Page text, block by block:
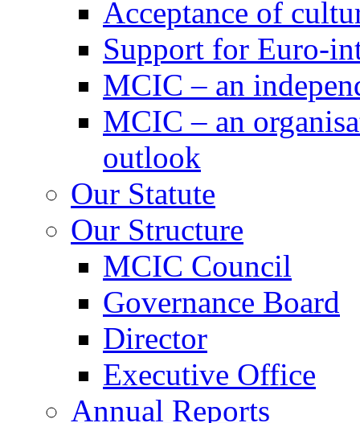
Acceptance of
Support for Euro-
MCIC – an
MCIC – an
outlook
Our Statute
Our Structure
MCIC Council
Governance Board
Director
Executive Office
Annual Reports